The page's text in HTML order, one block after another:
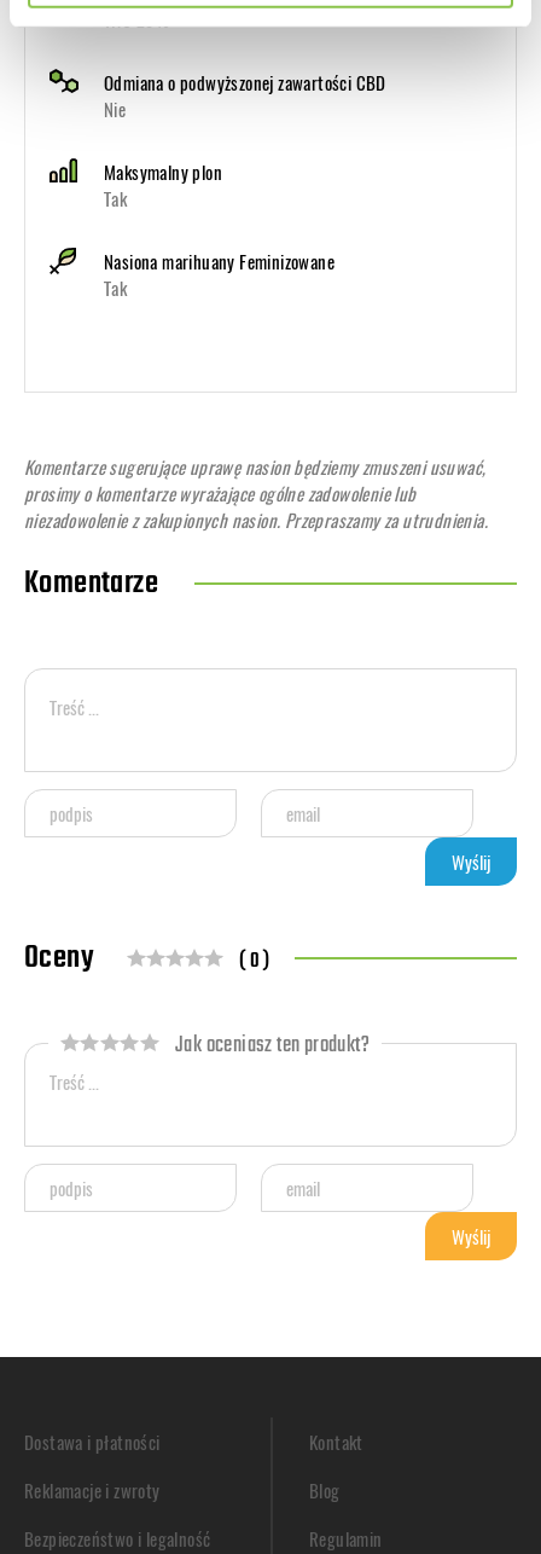
Odmiana o podwyższonej zawartości CBD
Nie
Maksymalny plon
Tak
Nasiona marihuany Feminizowane
Tak
Komentarze sugerujące uprawę nasion będziemy zmuszeni usuwać,
prosimy o komentarze wyrażające ogólne zadowolenie lub
niezadowolenie z zakupionych nasion. Przepraszamy za utrudnienia.
Komentarze
Oceny ( 0 )
Jak oceniasz ten produkt?
Dostawa i płatności
Reklamacje i zwroty
Bezpieczeństwo i legalność
Kontakt
Blog
Regulamin